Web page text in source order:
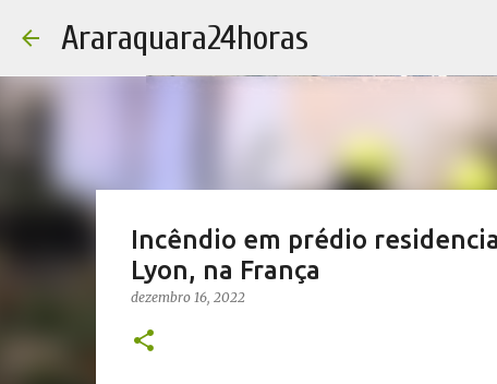
Araraquara24horas
Incêndio em prédio
Lyon, na França
dezembro 16, 2022